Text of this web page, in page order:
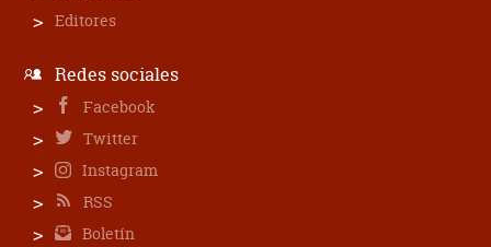
Editores
Redes sociales
Facebook
Twitter
Instagram
RSS
Boletín